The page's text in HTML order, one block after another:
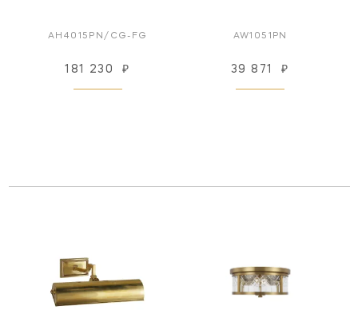
AH4015PN/CG-FG
181 230 ₽
AW1051PN
39 871 ₽